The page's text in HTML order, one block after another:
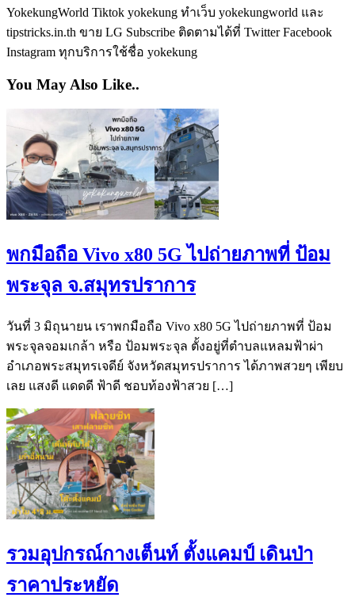
YokekungWorld Tiktok yokekung ทำเว็บ yokekungworld และ
tipstricks.in.th ขาย LG Subscribe ติดตามได้ที่ Twitter Facebook
Instagram ทุกบริการใช้ชื่อ yokekung
You May Also Like..
พกมือถือ Vivo x80 5G ไปถ่ายภาพที่ ป้อม
พระจุล จ.สมุทรปราการ
วันที่ 3 มิถุนายน เราพกมือถือ Vivo x80 5G ไปถ่ายภาพที่ ป้อม
พระจุลจอมเกล้า หรือ ป้อมพระจุล ตั้งอยู่ที่ตำบลแหลมฟ้าผ่า
อำเภอพระสมุทรเจดีย์ จังหวัดสมุทรปราการ ได้ภาพสวยๆ เพียบ
เลย แสงดี แดดดี ฟ้าดี ชอบท้องฟ้าสวย […]
รวมอุปกรณ์กางเต็นท์ ตั้งแคมป์ เดินป่า
ราคาประหยัด